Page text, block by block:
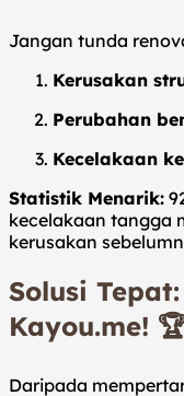
Jangan tunda
Kerusakan
Perubahan
Kecelakaan
Statistik Menarik:
kecelakaan tangga
kerusakan
Solusi
Kayou.me!
Daripada